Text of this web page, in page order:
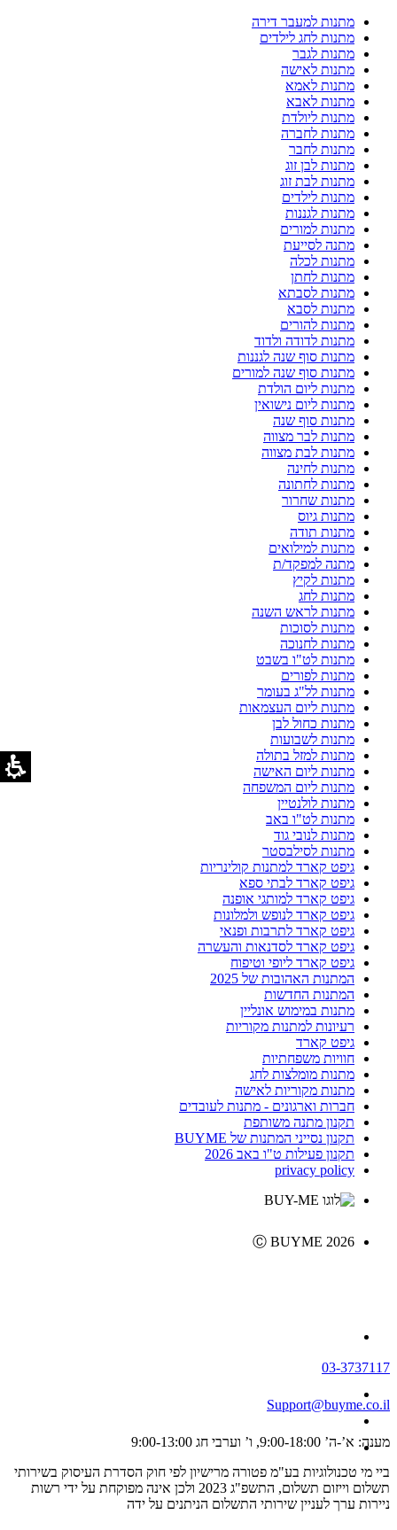
מתנות למעבר דירה
מתנות לחג לילדים
מתנות לגבר
מתנות לאישה
מתנות לאמא
מתנות לאבא
מתנות ליולדת
מתנות לחברה
מתנות לחבר
מתנות לבן זוג
מתנות לבת זוג
מתנות לילדים
מתנות לגננות
מתנות למורים
מתנה לסייעת
מתנות לכלה
מתנות לחתן
מתנות לסבתא
מתנות לסבא
מתנות להורים
מתנות לדודה ולדוד
מתנות סוף שנה לגננות
מתנות סוף שנה למורים
מתנות ליום הולדת
מתנות ליום נישואין
מתנות סוף שנה
מתנות לבר מצווה
מתנות לבת מצווה
מתנות לחינה
מתנות לחתונה
מתנות שחרור
מתנות גיוס
מתנות תודה
מתנות למילואים
מתנה למפקד/ת
מתנות לקיץ
מתנות לחג
מתנות לראש השנה
מתנות לסוכות
מתנות לחנוכה
מתנות לט"ו בשבט
מתנות לפורים
מתנות לל"ג בעומר
מתנות ליום העצמאות
מתנות כחול לבן
מתנות לשבועות
מתנות למזל בתולה
מתנות ליום האישה
מתנות ליום המשפחה
מתנות לולנטיין
מתנות לט"ו באב
מתנות לנובי גוד
מתנות לסילבסטר
גיפט קארד למתנות קולינריות
גיפט קארד לבתי ספא
גיפט קארד למותגי אופנה
גיפט קארד לנופש ולמלונות
גיפט קארד לתרבות ופנאי
גיפט קארד לסדנאות והעשרה
גיפט קארד ליופי וטיפוח
המתנות האהובות של 2025
המתנות החדשות
מתנות במימוש אונליין
רעיונות למתנות מקוריות
גיפט קארד
חוויות משפחתיות
מתנות מומלצות לחג
מתנות מקוריות לאישה
חברות וארגונים - מתנות לעובדים
תקנון מתנה משותפת
תקנון נסייני המתנות של BUYME
תקנון פעילות ט"ו באב 2026
privacy policy
Ⓒ BUYME 2026
03-3737117
Support@buyme.co.il
מענה: א’-ה’ 9:00-18:00, ו’ וערבי חג 9:00-13:00
ביי מי טכנולוגיות בע"מ פטורה מרישיון לפי חוק הסדרת העיסוק בשירותי
תשלום וייזום תשלום, התשפ"ג 2023 ולכן אינה מפוקחת על ידי רשות
ניירות ערך לעניין שירותי התשלום הניתנים על ידה